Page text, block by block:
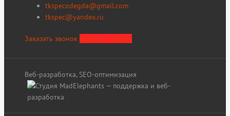
tkspecodegda@gmail.com
tkspec@yandex.ru
Заказать звонок Оставить заявку
Веб-разработка, SEO-оптимизация